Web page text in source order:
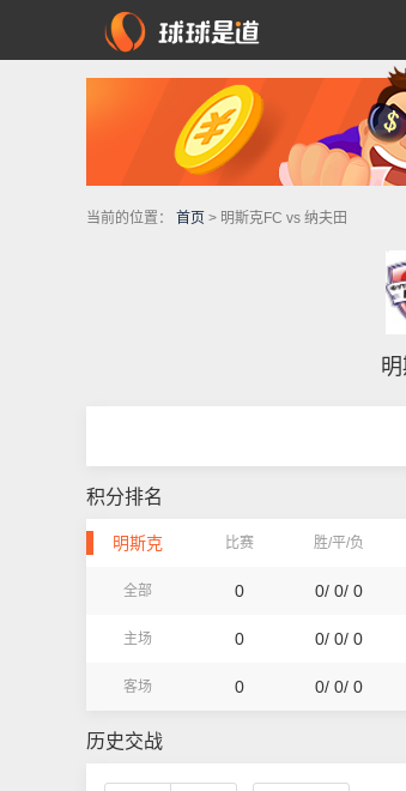
当前的位置： 首页 > 明斯克FC vs 纳夫田
积分排名
明斯克 比赛 胜/平/负
全部 0 0/ 0/ 0
主场 0 0/ 0/ 0
客场 0 0/ 0/ 0
历史交战